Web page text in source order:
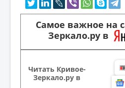
Самое важное на
Зеркало.ру в
Читать Кривое-
Зеркало.ру в